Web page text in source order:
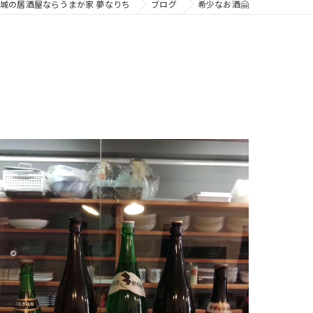
の居酒屋ならうまか家 夢なりち ブログ 希少なお酒🤗